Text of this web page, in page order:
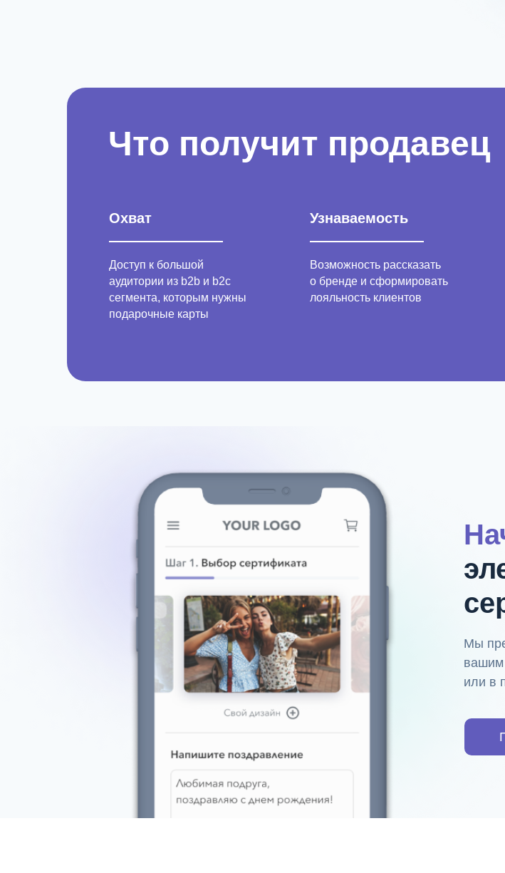
Что получит продавец
Доступ к большой
аудитории из b2b и b2c
сегмента, которым нужны
подарочные карты
Охват
Возможность рассказать
о бренде и сформировать
лояльность клиентов
Узнаваемость
Мы
вашим
или в